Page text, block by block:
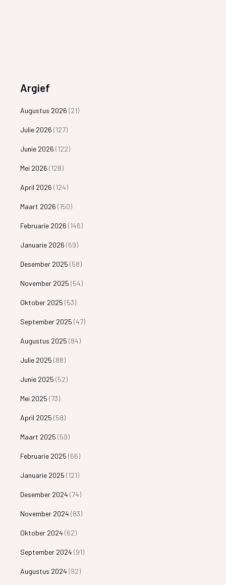
Argief
Augustus 2026 (21)
Julie 2026 (127)
Junie 2026 (122)
Mei 2026 (128)
April 2026 (124)
Maart 2026 (150)
Februarie 2026 (146)
Januarie 2026 (69)
Desember 2025 (58)
November 2025 (54)
Oktober 2025 (53)
September 2025 (47)
Augustus 2025 (84)
Julie 2025 (88)
Junie 2025 (52)
Mei 2025 (73)
April 2025 (58)
Maart 2025 (59)
Februarie 2025 (66)
Januarie 2025 (121)
Desember 2024 (74)
November 2024 (83)
Oktober 2024 (62)
September 2024 (91)
Augustus 2024 (92)